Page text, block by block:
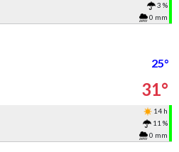
3 %
0 mm
25°
31°
14 h
11 %
0 mm